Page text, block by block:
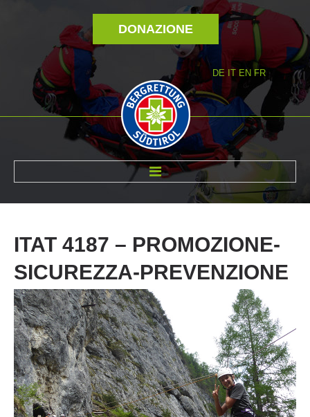
DONAZIONE
DE IT EN FR
ITAT 4187 – PROMOZIONE-
SICUREZZA-PREVENZIONE